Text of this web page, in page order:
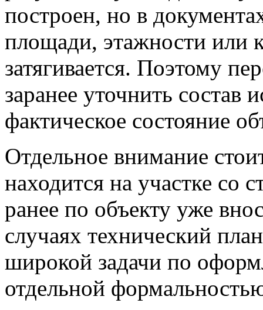
построен, но в
площади, этажности или
затягивается. Поэтому
заранее уточнить состав
фактическое состояние
Отдельное внимание
находится на участке со
ранее по объекту уже
случаях технический
широкой задачи по
отдельной